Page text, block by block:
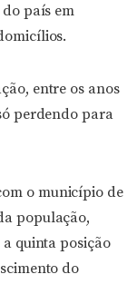
país em
entre os anos
perdendo para
o município de
população,
quinta posição
do